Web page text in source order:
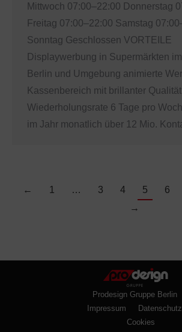
Mittwoch 07:00–22:00 Donnerstag
Freitag 07:00–22:00 Samstag
Sonntag Geschlossen VORTEILE
Displaywerbung in Supermärkten
Berlin und Umgebung animierte
Kassenbereich mit brillanter
Wiederholungsrate 6 Tage pro
im Jahr monatlich über 12 Mio.
← 1 … 3 4 5 6
→
Prodesign Gruppe Berlin
Impressum
Datenschutz
Cookies